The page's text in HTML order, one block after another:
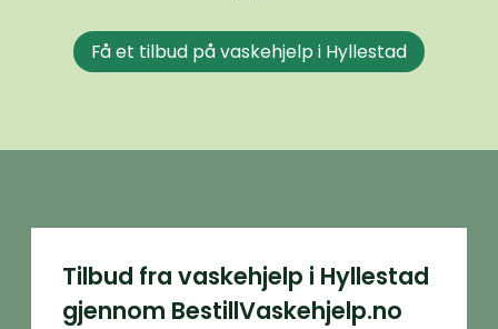
Få et tilbud på vaskehjelp i Hyllestad
Tilbud fra vaskehjelp i Hyllestad
gjennom BestillVaskehjelp.no